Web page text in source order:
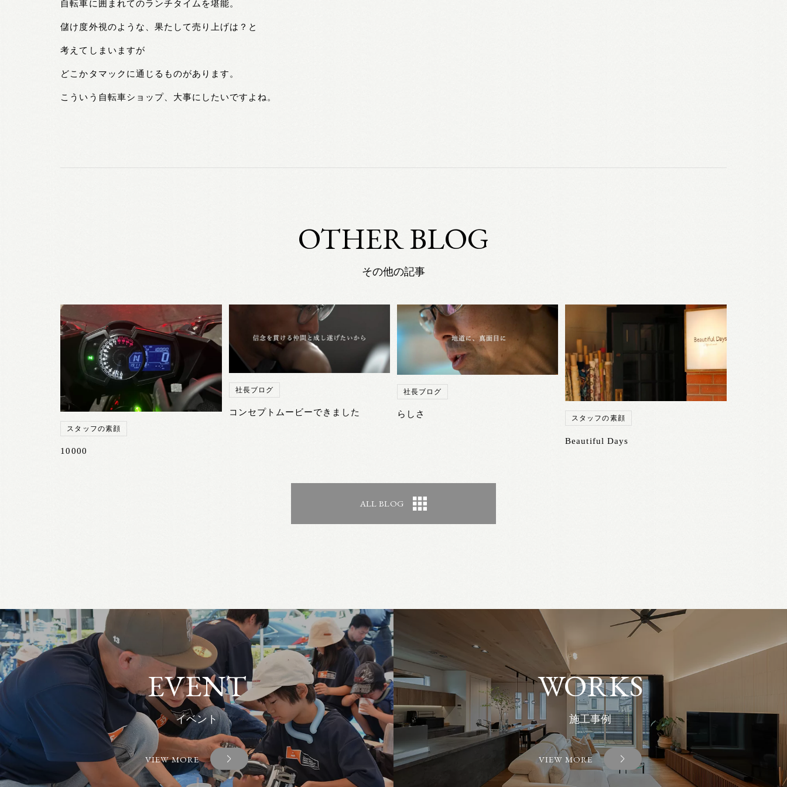
自転車に囲まれてのランチタイムを堪能。
儲け度外視のような、果たして売り上げは？と
考えてしまいますが
どこかタマックに通じるものがあります。
こういう自転車ショップ、大事にしたいですよね。
OTHER BLOG
その他の記事
社長ブログ
コンセプトムービーできました
スタッフの素顔
10000
社長ブログ
らしさ スタッフの素顔
Beautiful Days
ALL BLOG
EVENT
イベント
VIEW MORE
WORKS
施工事例
VIEW MORE